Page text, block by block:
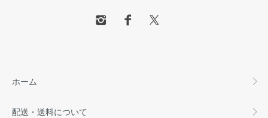
ホーム
配送・送料について